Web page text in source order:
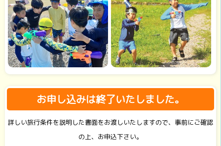
お申し込みは終了いたしました。
詳しい旅行条件を説明した書面をお渡しいたしますので、事前にご確認
の上、お申込下さい。